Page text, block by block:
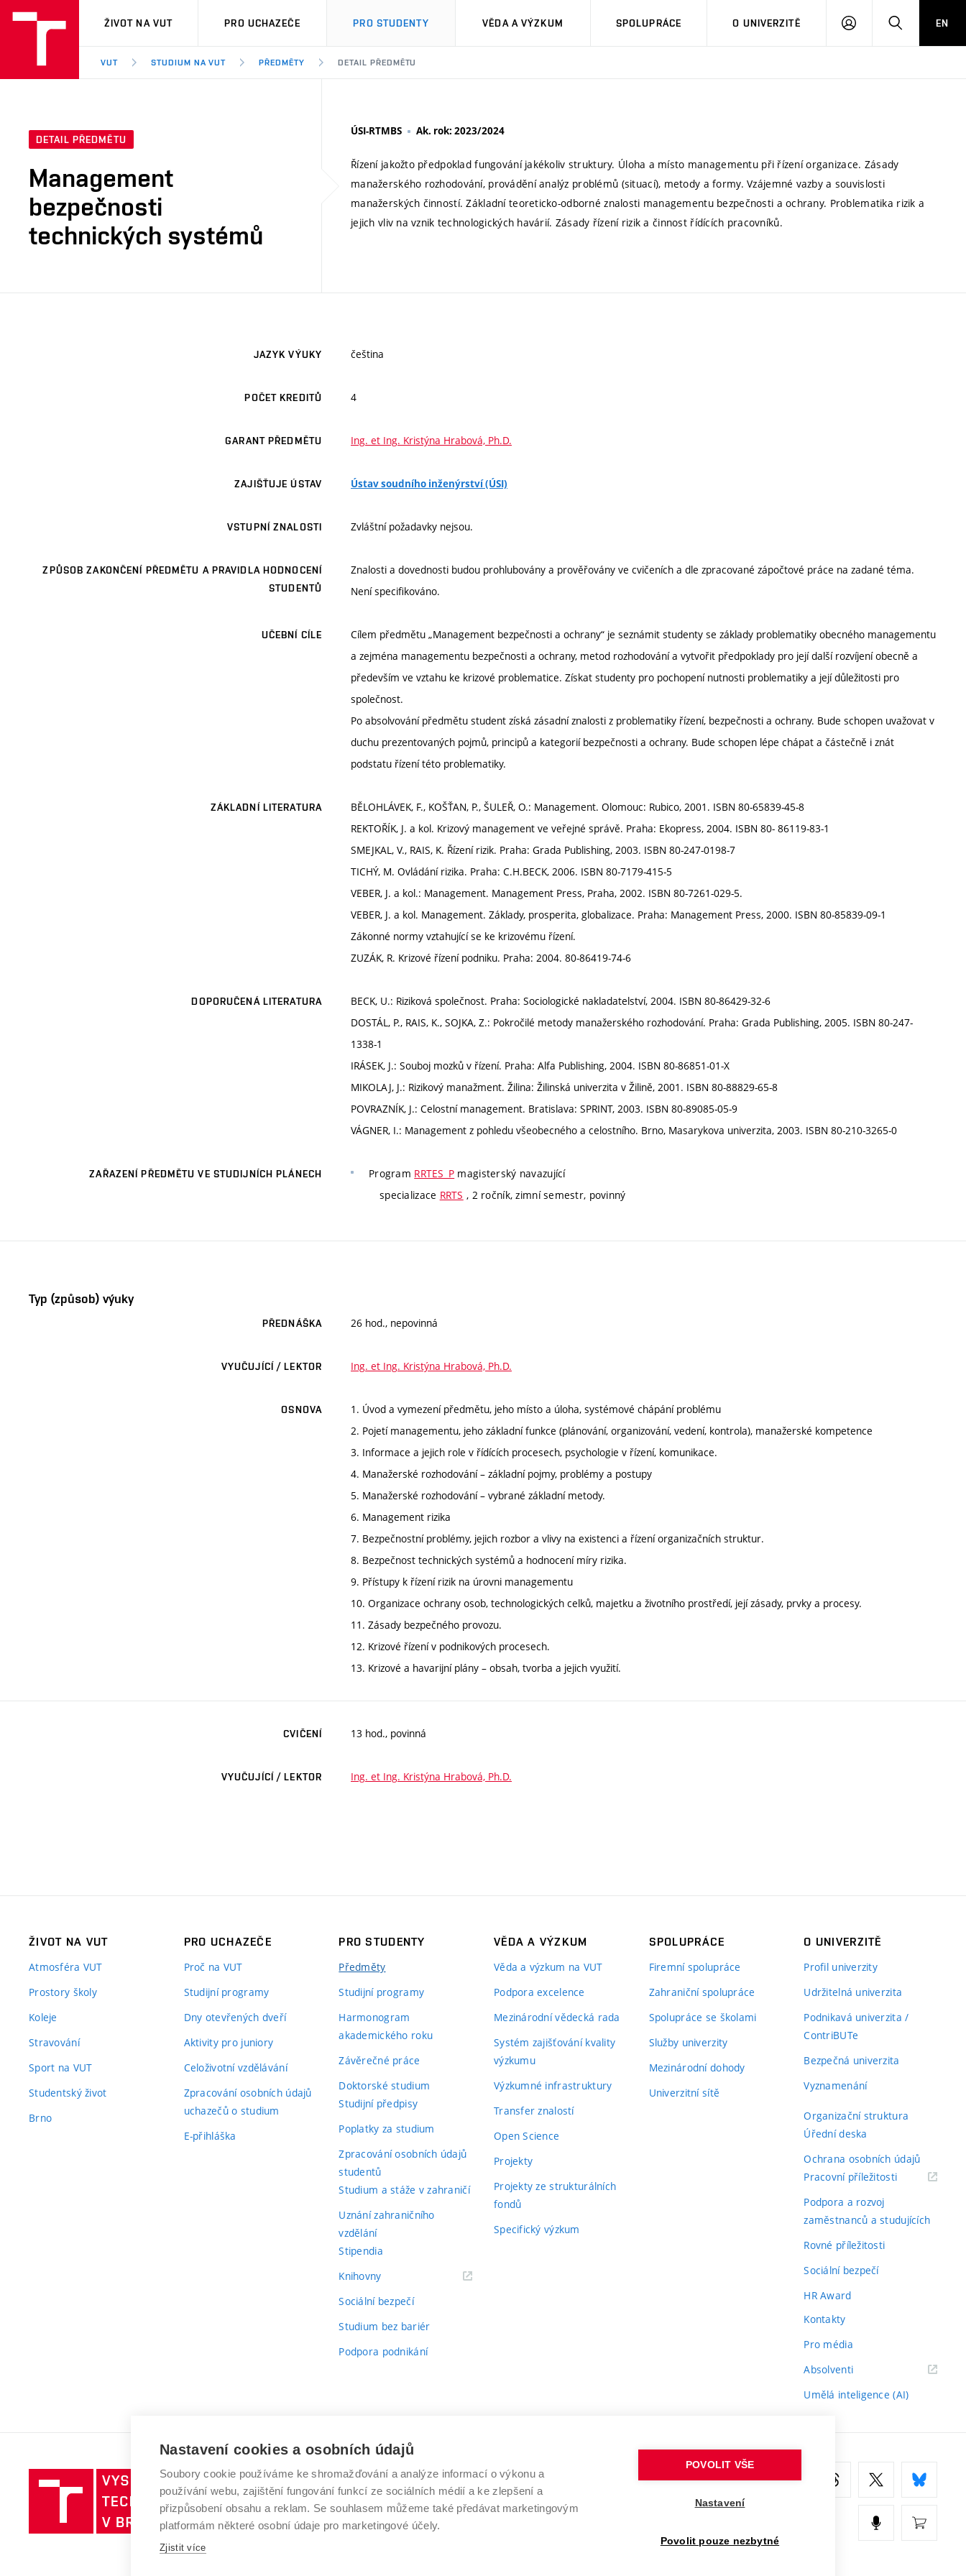
VUT
ŽIVOT NA VUT PRO UCHAZEČE PRO STUDENTY VĚDA A VÝZKUM SPOLUPRÁCE O UNIVERZITĚ
PŘIHLÁSIT HLEDATEN
VUT STUDIUM NA VUT PŘEDMĚTY DETAIL PŘEDMĚTU
DETAIL PŘEDMĚTU
Management
bezpečnosti
technických systémů
ÚSI-RTMBS Ak. rok: 2023/2024
Řízení jakožto předpoklad fungování jakékoliv struktury. Úloha a místo managementu při řízení organizace. Zásady
manažerského rozhodování, provádění analýz problémů (situací), metody a formy. Vzájemné vazby a souvislosti
manažerských činností. Základní teoreticko-odborné znalosti managementu bezpečnosti a ochrany. Problematika rizik a
jejich vliv na vznik technologických havárií. Zásady řízení rizik a činnost řídících pracovníků.
JAZYK VÝUKY čeština
POČET KREDITŮ 4
GARANT PŘEDMĚTU Ing. et Ing. Kristýna Hrabová, Ph.D.
ZAJIŠŤUJE ÚSTAV Ústav soudního inženýrství (ÚSI)
VSTUPNÍ ZNALOSTI Zvláštní požadavky nejsou.
ZPŮSOB ZAKONČENÍ PŘEDMĚTU A PRAVIDLA HODNOCENÍ
STUDENTŮ
Znalosti a dovednosti budou prohlubovány a prověřovány ve cvičeních a dle zpracované zápočtové práce na zadané téma.
Není specifikováno.
UČEBNÍ CÍLE
Cílem předmětu „Management bezpečnosti a ochrany“ je seznámit studenty se základy problematiky obecného managementu
a zejména managementu bezpečnosti a ochrany, metod rozhodování a vytvořit předpoklady pro její další rozvíjení obecně a
především ve vztahu ke krizové problematice. Získat studenty pro pochopení nutnosti problematiky a její důležitosti pro
společnost.
Po absolvování předmětu student získá zásadní znalosti z problematiky řízení, bezpečnosti a ochrany. Bude schopen uvažovat v
duchu prezentovaných pojmů, principů a kategorií bezpečnosti a ochrany. Bude schopen lépe chápat a částečně i znát
podstatu řízení této problematiky.
ZÁKLADNÍ LITERATURA
BĚLOHLÁVEK, F., KOŠŤAN, P., ŠULEŘ, O.: Management. Olomouc: Rubico, 2001. ISBN 80-65839-45-8
REKTOŘÍK, J. a kol. Krizový management ve veřejné správě. Praha: Ekopress, 2004. ISBN 80- 86119-83-1
SMEJKAL, V., RAIS, K. Řízení rizik. Praha: Grada Publishing, 2003. ISBN 80-247-0198-7
TICHÝ, M. Ovládání rizika. Praha: C.H.BECK, 2006. ISBN 80-7179-415-5
VEBER, J. a kol.: Management. Management Press, Praha, 2002. ISBN 80-7261-029-5.
VEBER, J. a kol. Management. Základy, prosperita, globalizace. Praha: Management Press, 2000. ISBN 80-85839-09-1
Zákonné normy vztahující se ke krizovému řízení.
ZUZÁK, R. Krizové řízení podniku. Praha: 2004. 80-86419-74-6
DOPORUČENÁ LITERATURA
BECK, U.: Riziková společnost. Praha: Sociologické nakladatelství, 2004. ISBN 80-86429-32-6
DOSTÁL, P., RAIS, K., SOJKA, Z.: Pokročilé metody manažerského rozhodování. Praha: Grada Publishing, 2005. ISBN 80-247-
1338-1
IRÁSEK, J.: Souboj mozků v řízení. Praha: Alfa Publishing, 2004. ISBN 80-86851-01-X
MIKOLAJ, J.: Rizikový manažment. Žilina: Žilinská univerzita v Žilině, 2001. ISBN 80-88829-65-8
POVRAZNÍK, J.: Celostní management. Bratislava: SPRINT, 2003. ISBN 80-89085-05-9
VÁGNER, I.: Management z pohledu všeobecného a celostního. Brno, Masarykova univerzita, 2003. ISBN 80-210-3265-0
ZAŘAZENÍ PŘEDMĚTU VE STUDIJNÍCH PLÁNECH Program RRTES_P magisterský navazující
specializace RRTS , 2 ročník, zimní semestr, povinný
Typ (způsob) výuky
PŘEDNÁŠKA 26 hod., nepovinná
VYUČUJÍCÍ / LEKTOR Ing. et Ing. Kristýna Hrabová, Ph.D.
OSNOVA
1. Úvod a vymezení předmětu, jeho místo a úloha, systémové chápání problému
2. Pojetí managementu, jeho základní funkce (plánování, organizování, vedení, kontrola), manažerské kompetence
3. Informace a jejich role v řídících procesech, psychologie v řízení, komunikace.
4. Manažerské rozhodování – základní pojmy, problémy a postupy
5. Manažerské rozhodování – vybrané základní metody.
6. Management rizika
7. Bezpečnostní problémy, jejich rozbor a vlivy na existenci a řízení organizačních struktur.
8. Bezpečnost technických systémů a hodnocení míry rizika.
9. Přístupy k řízení rizik na úrovni managementu
10. Organizace ochrany osob, technologických celků, majetku a životního prostředí, její zásady, prvky a procesy.
11. Zásady bezpečného provozu.
12. Krizové řízení v podnikových procesech.
13. Krizové a havarijní plány – obsah, tvorba a jejich využití.
CVIČENÍ 13 hod., povinná
VYUČUJÍCÍ / LEKTOR Ing. et Ing. Kristýna Hrabová, Ph.D.
ŽIVOT NA VUT
Atmosféra VUT
Prostory školy
Koleje
Stravování
Sport na VUT
Studentský život
Brno
PRO UCHAZEČE
Proč na VUT
Studijní programy
Dny otevřených dveří
Aktivity pro juniory
Celoživotní vzdělávání
Zpracování osobních údajů
uchazečů o studium
E-přihláška
PRO STUDENTY
Předměty
Studijní programy
Harmonogram
akademického roku
Závěrečné práce
Doktorské studium
Studijní předpisy
Poplatky za studium
Zpracování osobních údajů
studentů
Studium a stáže v zahraničí
Uznání zahraničního
vzdělání
Stipendia
Knihovny(externí
Sociální bezpečí
Studium bez bariér
Podpora podnikání
VĚDA A VÝZKUM
Věda a výzkum na VUT
Podpora excelence
Mezinárodní vědecká rada
Systém zajišťování kvality
výzkumu
Výzkumné infrastruktury
Transfer znalostí
Open Science
Projekty
Projekty ze strukturálních
fondů
Specifický výzkum
SPOLUPRÁCE
Firemní spolupráce
Zahraniční spolupráce
Spolupráce se školami
Služby univerzity
Mezinárodní dohody
Univerzitní sítě
O UNIVERZITĚ
Profil univerzity
Udržitelná univerzita
Podnikavá univerzita /
ContriBUTe
Bezpečná univerzita
Vyznamenání
Organizační struktura
Úřední deska
Ochrana osobních údajů
Pracovní příležitosti(externí
Podpora a rozvoj
zaměstnanců a studujících
Rovné příležitosti
Sociální bezpečí
HR Award
Kontakty
Pro média
Absolventi(externí
Umělá inteligence (AI)
Vysoké
učení
technické
v
VYSOKÉ UČENÍ TECHNICKÉ V BRNĚ
Antonínská 548/1
602 00 Brno
www.vut.cz
Nastavení cookies a osobních údajů
Soubory cookie používáme ke shromažďování a analýze informací o výkonu a
používání webu, zajištění fungování funkcí ze sociálních médií a ke zlepšení a
přizpůsobení obsahu a reklam. Se souhlasem můžeme také předávat marketingovým
platformám některé osobní údaje pro marketingové účely.
Zjistit více
POVOLIT VŠE
Nastavení
Povolit pouze nezbytné